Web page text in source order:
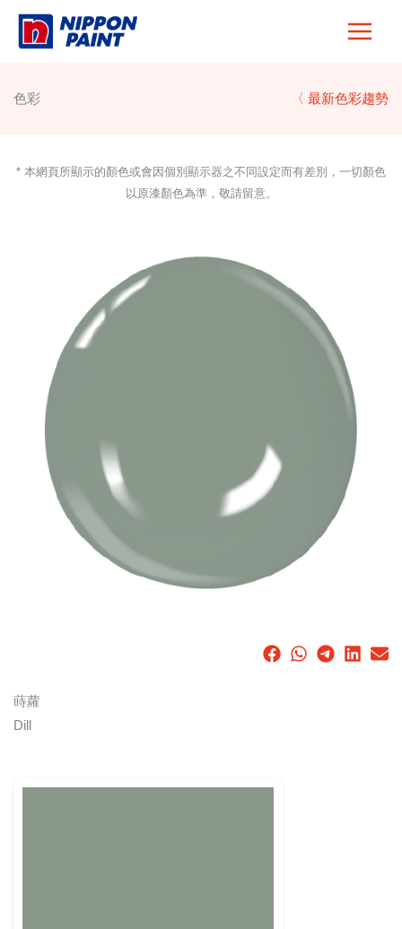
Skip
色彩 〈 最新色彩趨勢
* 本網頁所顯示的顏色或會因個別顯示器之不同設定而有差別，一切顏色
以原漆顏色為準，敬請留意。
蒔蘿
Dill